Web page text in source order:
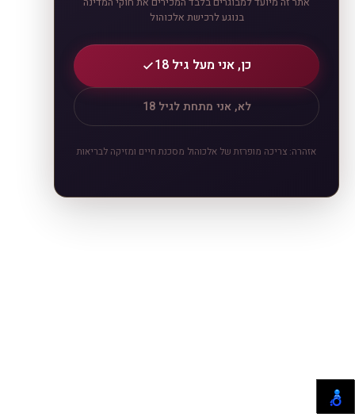
בנוגע לרכישת אלכוהול
כן, אני מעל גיל 18
לא, אני מתחת לגיל 18
אזהרה: צריכה מופרזת של אלכוהול מסכנת חיים ומזיקה לבריאות